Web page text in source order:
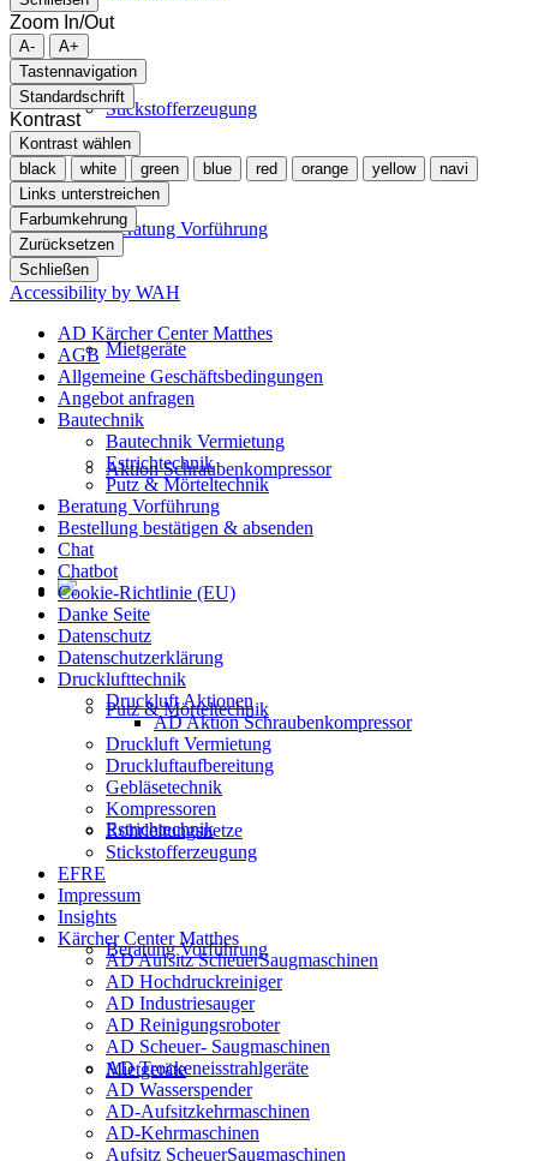
Stickstofferzeugung
Beratung Vorführung
Mietgeräte
Aktion Schraubenkompressor
Putz & Mörteltechnik
Estrichtechnik
Beratung Vorführung
Mietgeräte
Zoom In/Out
A-
A+
Tastennavigation
Standardschrift
Kontrast
Kontrast wählen
black
white green blue red orange yellow
navi
Links unterstreichen
Farbumkehrung
Zurücksetzen
Schließen
Accessibility by WAH
AD Kärcher Center Matthes
AGB
Allgemeine Geschäftsbedingungen
Angebot anfragen
Bautechnik
Bautechnik Vermietung
Estrichtechnik
Putz & Mörteltechnik
Beratung Vorführung
Bestellung bestätigen & absenden
Chat
Chatbot
Cookie-Richtlinie (EU)
Danke Seite
Datenschutz
Datenschutzerklärung
Drucklufttechnik
Druckluft Aktionen
AD Aktion Schraubenkompressor
Druckluft Vermietung
Druckluftaufbereitung
Gebläsetechnik
Kompressoren
Rohrleitungsnetze
Stickstofferzeugung
EFRE
Impressum
Insights
Kärcher Center Matthes
AD Aufsitz ScheuerSaugmaschinen
AD Hochdruckreiniger
AD Industriesauger
AD Reinigungsroboter
AD Scheuer- Saugmaschinen
AD Trockeneisstrahlgeräte
AD Wasserspender
AD-Aufsitzkehrmaschinen
AD-Kehrmaschinen
Aufsitz ScheuerSaugmaschinen